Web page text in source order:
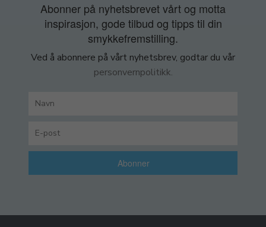
Abonner på nyhetsbrevet vårt og motta
inspirasjon, gode tilbud og tipps til din
smykkefremstilling.
Ved å abonnere på vårt nyhetsbrev, godtar du vår
personvernpolitikk.
Abonner